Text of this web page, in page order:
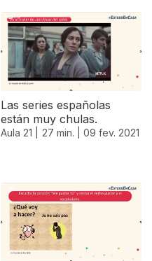
Las series españolas
están muy chulas.
Aula 21 | 27 min. | 09 fev. 2021